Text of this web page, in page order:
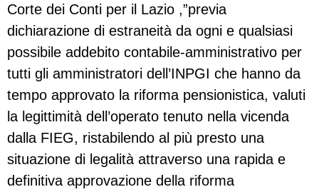
Corte dei Conti per il Lazio ,”previa
dichiarazione di estraneità da ogni e qualsiasi
possibile addebito contabile-amministrativo per
tutti gli amministratori dell’INPGI che hanno da
tempo approvato la riforma pensionistica, valuti
la legittimità dell’operato tenuto nella vicenda
dalla FIEG, ristabilendo al più presto una
situazione di legalità attraverso una rapida e
definitiva approvazione della riforma